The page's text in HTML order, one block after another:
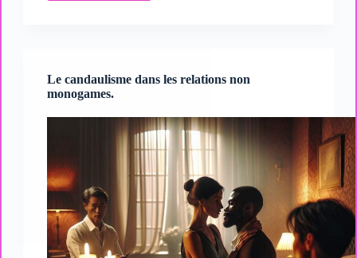
Le candaulisme dans les relations non
monogames.